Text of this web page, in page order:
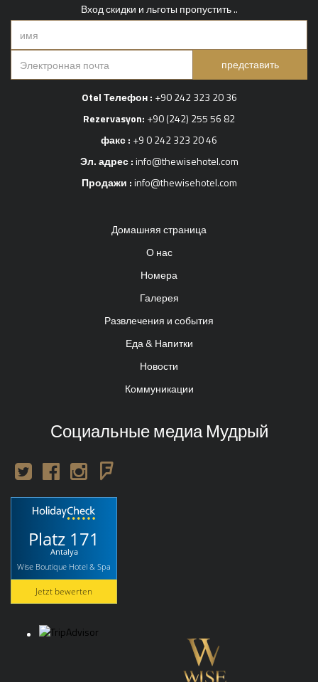
Вход скидки и льготы пропустить ..
представить
Otel Телефон : +90 242 323 20 36
Rezervasyon: +90 (242) 255 56 82
факс : +9 0 242 323 20 46
Эл. адрес :info@thewisehotel.com
Продажи :info@thewisehotel.com
Домашняя страница
О нас
Номера
Галерея
Развлечения и события
Еда & Напитки
Новости
Коммуникации
Социальные медиа Мудрый
Platz 171
Antalya
Wise Boutique Hotel & Spa
Jetzt bewerten